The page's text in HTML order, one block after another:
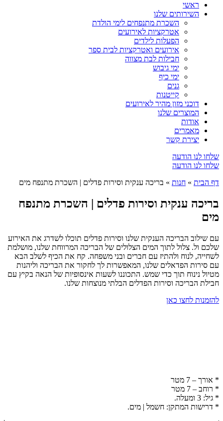
ראשי
השירותים שלנו
השכרת מתנפחים לימי הולדת
אטרקציות לאירועים
הפעלות לילדים
אירועים ואטרקציות לבית ספר
חבילות לבת מצווה
ימי גיבוש
ימי כיף
גנים
קייטנות
דוכני מזון מהיר לאירועים
המוצרים שלנו
אודות
מאמרים
יצירת קשר
שלחו לנו הודעה
שלחו לנו הודעה
דף הבית » חנות » בריכה ענקית וסירות פדלים | השכרת מתנפח מים
בריכה ענקית וסירות פדלים | השכרת מתנפח
מים
עם שילוב הבריכה הענקית שלנו וסירות פדלים תוכלו לשדרג את האירוע
שלכם ול. צלול לתוך המים הצלולים של הבריכה המרווחת שלנו, מושלמת
לשחייה, לנוח ולהתיז עם חברים ובני משפחה. קח את הכיף לשלב הבא
עם סירות הפדאלים שלנו, המאפשרות לך לחקור את הבריכה וליהנות
מטיול נינוח תוך כדי שמש. התכוננו לשעות אינסופיות של הנאה בקיץ עם
חבילת הבריכה וסירות הפדלים הבלתי מנוצחות שלנו.
להזמנות לחצו כאן
* אורך – 7 מטר
* רוחב – 7 מטר
* גיל: 3 ומעלה.
* דרישות המתקן: חשמל | מים.